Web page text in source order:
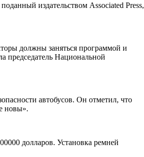
издательством Associated Press,
должны заняться программой и
председатель Национальной
автобусов. Он отметил, что
новы».
долларов. Установка ремней